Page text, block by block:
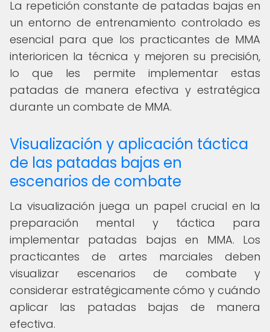
La repetición constante de patadas bajas en
un entorno de entrenamiento controlado es
esencial para que los practicantes de MMA
interioricen la técnica y mejoren su precisión,
lo que les permite implementar estas
patadas de manera efectiva y estratégica
durante un combate de MMA.
Visualización y aplicación táctica
de las patadas bajas en
escenarios de combate
La visualización juega un papel crucial en la
preparación mental y táctica para
implementar patadas bajas en MMA. Los
practicantes de artes marciales deben
visualizar escenarios de combate y
considerar estratégicamente cómo y cuándo
aplicar las patadas bajas de manera
efectiva.